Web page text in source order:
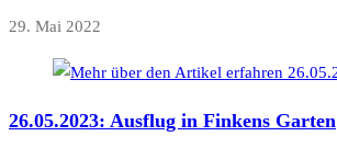
29. Mai 2022
26.05.2023: Ausflug in Finkens Garten